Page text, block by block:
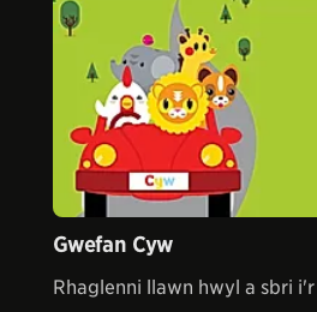
Gwefan Cyw
Rhaglenni llawn hwyl a sbri